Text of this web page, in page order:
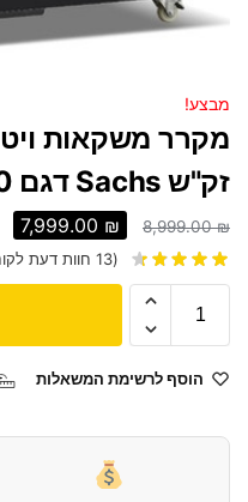
מבצע!
מקרר משקאות
זק"ש Sachs דגם RFK-1150
8,999.00₪
7,999.00 ₪
(
13 חוות דעת
הוסף לרשימת המשאלות